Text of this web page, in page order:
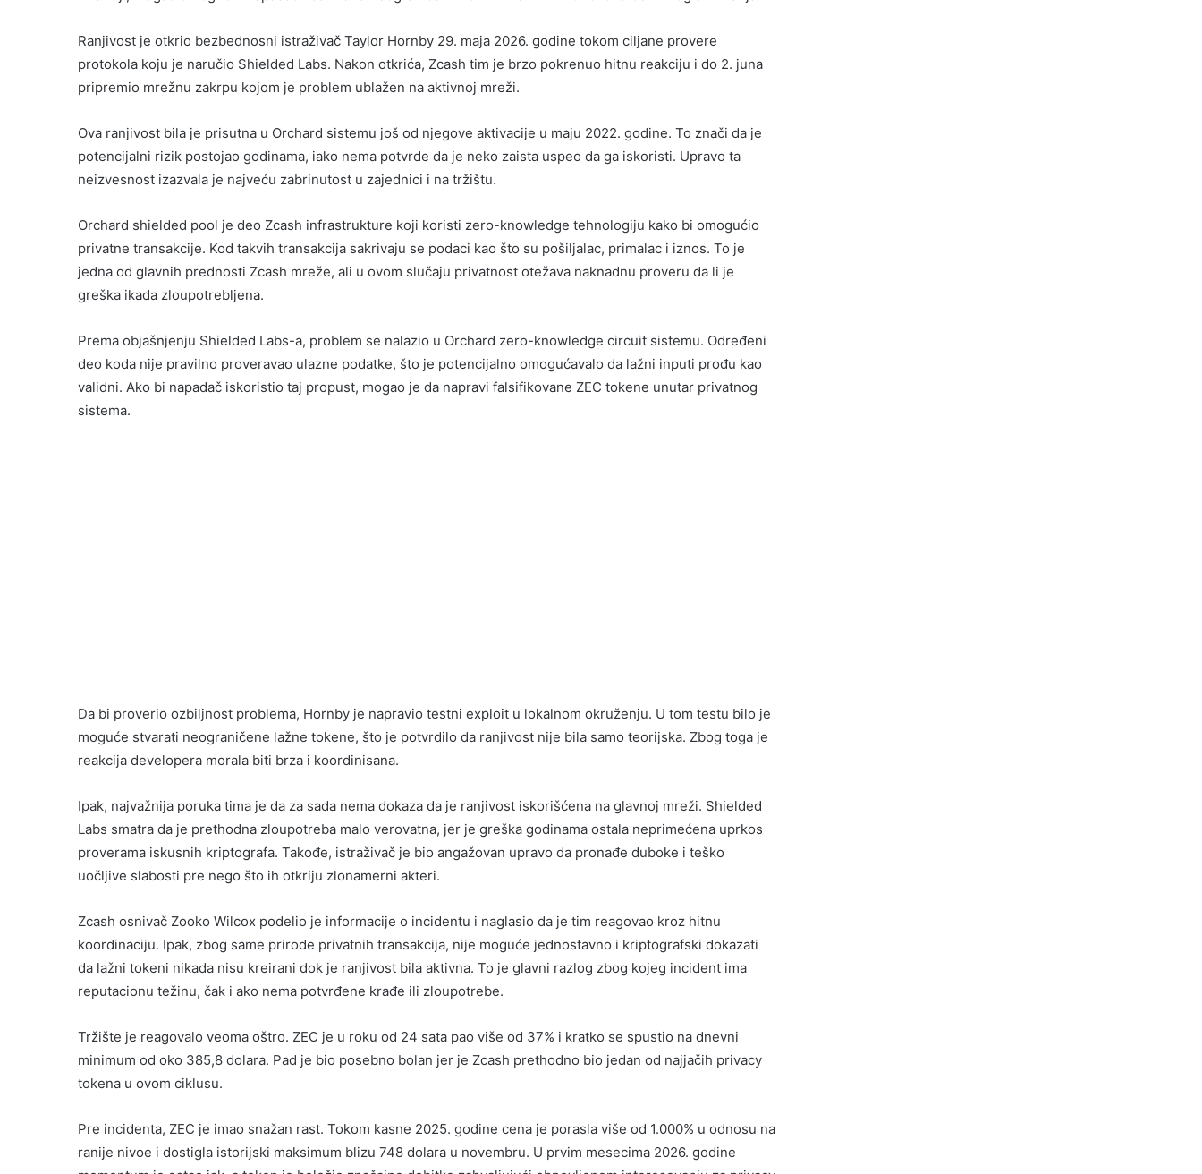
Ranjivost je otkrio bezbednosni istraživač Taylor Hornby 29. maja 2026. godine tokom ciljane provere
protokola koju je naručio Shielded Labs. Nakon otkrića, Zcash tim je brzo pokrenuo hitnu reakciju i do 2. juna
pripremio mrežnu zakrpu kojom je problem ublažen na aktivnoj mreži.
Ova ranjivost bila je prisutna u Orchard sistemu još od njegove aktivacije u maju 2022. godine. To znači da je
potencijalni rizik postojao godinama, iako nema potvrde da je neko zaista uspeo da ga iskoristi. Upravo ta
neizvesnost izazvala je najveću zabrinutost u zajednici i na tržištu.
Orchard shielded pool je deo Zcash infrastrukture koji koristi zero-knowledge tehnologiju kako bi omogućio
privatne transakcije. Kod takvih transakcija sakrivaju se podaci kao što su pošiljalac, primalac i iznos. To je
jedna od glavnih prednosti Zcash mreže, ali u ovom slučaju privatnost otežava naknadnu proveru da li je
greška ikada zloupotrebljena.
Prema objašnjenju Shielded Labs-a, problem se nalazio u Orchard zero-knowledge circuit sistemu. Određeni
deo koda nije pravilno proveravao ulazne podatke, što je potencijalno omogućavalo da lažni inputi prođu kao
validni. Ako bi napadač iskoristio taj propust, mogao je da napravi falsifikovane ZEC tokene unutar privatnog
sistema.
Da bi proverio ozbiljnost problema, Hornby je napravio testni exploit u lokalnom okruženju. U tom testu bilo je
moguće stvarati neograničene lažne tokene, što je potvrdilo da ranjivost nije bila samo teorijska. Zbog toga je
reakcija developera morala biti brza i koordinisana.
Ipak, najvažnija poruka tima je da za sada nema dokaza da je ranjivost iskorišćena na glavnoj mreži. Shielded
Labs smatra da je prethodna zloupotreba malo verovatna, jer je greška godinama ostala neprimećena uprkos
proverama iskusnih kriptografa. Takođe, istraživač je bio angažovan upravo da pronađe duboke i teško
uočljive slabosti pre nego što ih otkriju zlonamerni akteri.
Zcash osnivač Zooko Wilcox podelio je informacije o incidentu i naglasio da je tim reagovao kroz hitnu
koordinaciju. Ipak, zbog same prirode privatnih transakcija, nije moguće jednostavno i kriptografski dokazati
da lažni tokeni nikada nisu kreirani dok je ranjivost bila aktivna. To je glavni razlog zbog kojeg incident ima
reputacionu težinu, čak i ako nema potvrđene krađe ili zloupotrebe.
Tržište je reagovalo veoma oštro. ZEC je u roku od 24 sata pao više od 37% i kratko se spustio na dnevni
minimum od oko 385,8 dolara. Pad je bio posebno bolan jer je Zcash prethodno bio jedan od najjačih privacy
tokena u ovom ciklusu.
Pre incidenta, ZEC je imao snažan rast. Tokom kasne 2025. godine cena je porasla više od 1.000% u odnosu na
ranije nivoe i dostigla istorijski maksimum blizu 748 dolara u novembru. U prvim mesecima 2026. godine